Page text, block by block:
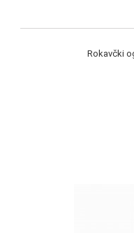
Rokavčki